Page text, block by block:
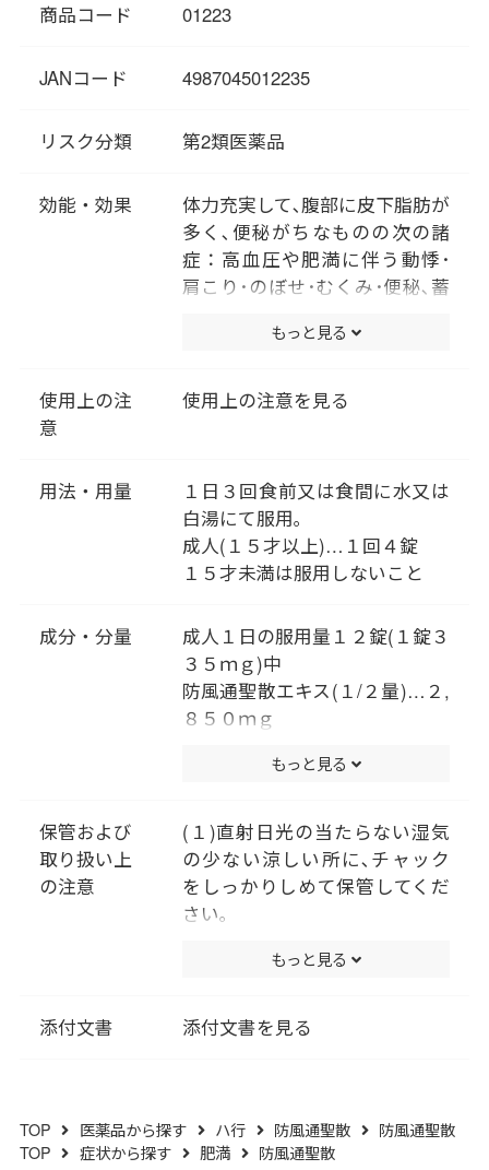
関係しています。「脾胃」は、
はたらきがある臓腑です。現代
でなく、からだ全体のエネルギ
ーを作り出していく大切な役割
す。脂っこいもの、味の濃いも
のを必要以上に摂り続けると、
胃腸のはたらきが活発になり熱
が生まれ、さらに食欲を生むと
いうスパイラルに陥ってしまい
ます。これを「胃熱（いね
「防風通聖散」は、過食や暴飲
には、おなかにたまった便を排
出することも有効なので、便秘
の改善も期待できます。また、
からだの老廃物を汗や便・尿と
商品コード 01223
JANコード 4987045012235
リスク分類 第2類医薬品
効能・効果
体力充実して､腹部に皮下脂肪が
多く､便秘がちなものの次の諸
症：高血圧や肥満に伴う動悸･
肩こり･のぼせ･むくみ･便秘､蓄
きでもの(にきび)､肥満症
もっと見る
使用上の注
意
使用上の注意を見る
用法・用量
１日３回食前又は食間に水又は
白湯にて服用｡
成人(１５才以上)…１回４錠
１５才未満は服用しないこと
成分・分量
成人１日の服用量１２錠(１錠３
３５ｍｇ)中
防風通聖散エキス(１/２量)…２,
８５０ｍｇ
ウ･サンシシ･レンギョウ･ハッ
０.６ｇ､ビャクジュツ･キキョ
ウ･オウゴン･カンゾウ･セッコウ
各１.０ｇ､無水ボウショウ０.３
７５ｇ､ショウキョウ０.２ｇ､ダ
ｇより抽出。〕
Ｃ-Ｃａ､ステアリン酸Ｍｇ､ヒプ
ロメロース､マクロゴール､酸化
もっと見る
保管および
取り扱い上
の注意
(１)直射日光の当たらない湿気
の少ない涼しい所に､チャック
をしっかりしめて保管してくだ
さい｡
管してください｡
ください｡(誤用の原因になった
(５)水分が錠剤につきますと､変
色または色むらを生じることが
もっと見る
添付文書 添付文書を見る
TOP 医薬品から探す ハ行 防風通聖散
防風通聖散
TOP
症状から探す 肥満 防風通聖散